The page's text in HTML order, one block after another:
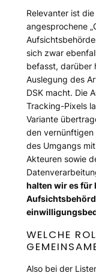
Relevanter ist
angesprochene
sich zwar
befasst, darüber
Auslegung des
DSK macht. Die
Tracking-Pixels
Variante
den vernünftigen
des Umgangs
Akteuren sowie
halten wir es für
WELCHE
Also bei der